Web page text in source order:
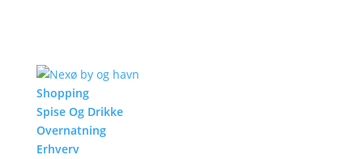
Shopping
Spise Og Drikke
Overnatning
Erhverv